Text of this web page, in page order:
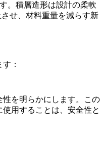
。積層造形は設計の柔軟
せ、材料重量を減らす新
：
を明らかにします。この
用すること は、安全性と